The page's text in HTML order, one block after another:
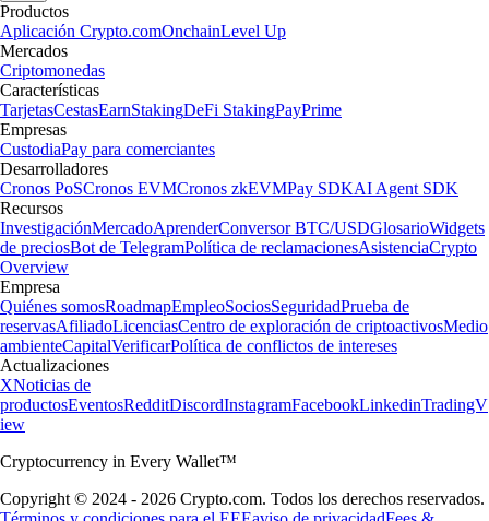
Productos
Aplicación Crypto.comOnchainLevel Up
Mercados
Criptomonedas
Características
TarjetasCestasEarnStakingDeFi StakingPayPrime
Empresas
CustodiaPay para comerciantes
Desarrolladores
Cronos PoSCronos EVMCronos zkEVMPay SDKAI Agent SDK
Recursos
InvestigaciónMercadoAprenderConversor BTC/USDGlosarioWidgets
de preciosBot de TelegramPolítica de reclamacionesAsistenciaCrypto
Overview
Empresa
Quiénes somosRoadmapEmpleoSociosSeguridadPrueba de
reservasAfiliadoLicenciasCentro de exploración de criptoactivosMedio
ambienteCapitalVerificarPolítica de conflictos de intereses
Actualizaciones
XNoticias de
productosEventosRedditDiscordInstagramFacebookLinkedinTradingV
iew
Cryptocurrency in Every Wallet™
Copyright © 2024 - 2026 Crypto.com. Todos los derechos reservados.